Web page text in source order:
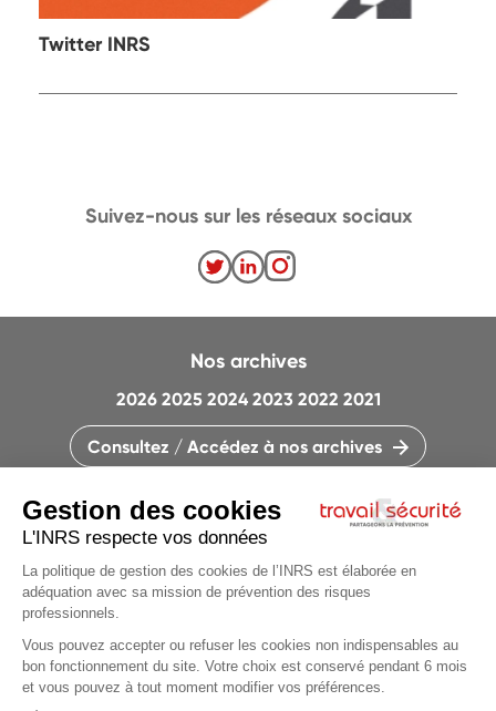
Twitter INRS
CONTACTEZ LA RÉDACTION
QUI SOMMES-NOUS ?
PLAN DU SITE
PARAMÈTRES DES COOKIES
Nos archives
2026 2025 2024 2023 2022 2021
Consultez / Accédez à nos archives
Suivez-nous sur les réseaux sociaux